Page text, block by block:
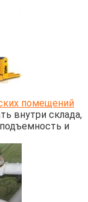
помещений
внутри склада,
и